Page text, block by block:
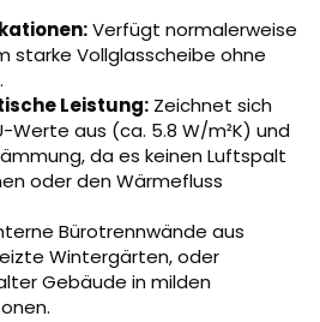
Verfügt normalerweise
starke Vollglasscheibe ohne
Leistung: Zeichnet sich
Werte aus (ca. 5.8 W/m²K) und
da es keinen Luftspalt
oder den Wärmefluss
Bürotrennwände aus
Wintergärten, oder
Gebäude in milden